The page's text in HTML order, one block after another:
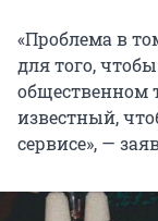
«Проблема в
для того,
общественном
известный,
сервисе», —